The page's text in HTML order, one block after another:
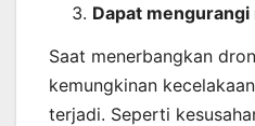
Dapat
Saat menerbangkan
kemungkinan
terjadi. Seperti